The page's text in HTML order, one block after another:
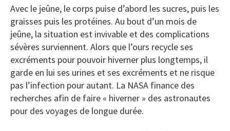
Avec le jeûne, le corps puise d’abord les sucres, puis les
graisses puis les protéines. Au bout d’un mois de
jeûne, la situation est invivable et des complications
sévères surviennent. Alors que l’ours recycle ses
excréments pour pouvoir hiverner plus longtemps, il
garde en lui ses urines et ses excréments et ne risque
pas l’infection pour autant. La NASA finance des
recherches afin de faire « hiverner » des astronautes
pour des voyages de longue durée.